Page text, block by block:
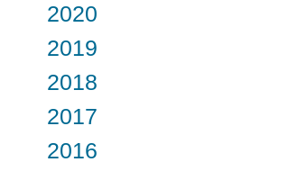
2020
2019
2018
2017
2016